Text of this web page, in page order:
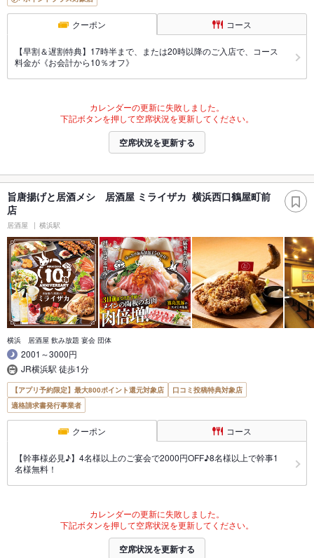
クーポン コース
【早割＆遅割特典】17時半まで、または20時以降のご入店で、コース
料金が《お会計から10％オフ》
カレンダーの更新に失敗しました。
下記ボタンを押して空席状況を更新してください。
空席状況を更新する
旨唐揚げと居酒メシ 居酒屋 ミライザカ 横浜西口鶴屋町前
店
居酒屋 横浜駅
横浜 居酒屋 飲み放題 宴会 団体
2001～3000円
JR横浜駅 徒歩1分
【アプリ予約限定】最大800ポイント還元対象店
口コミ投稿特典対象店
適格請求書発行事業者
クーポン コース
【幹事様必見♪】4名様以上のご宴会で2000円OFF♪8名様以上で幹事1
名様無料！
カレンダーの更新に失敗しました。
下記ボタンを押して空席状況を更新してください。
空席状況を更新する